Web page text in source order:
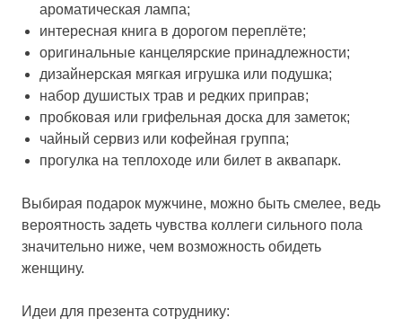
ароматическая лампа;
интересная книга в дорогом переплёте;
оригинальные канцелярские принадлежности;
дизайнерская мягкая игрушка или подушка;
набор душистых трав и редких приправ;
пробковая или грифельная доска для заметок;
чайный сервиз или кофейная группа;
прогулка на теплоходе или билет в аквапарк.
Выбирая подарок мужчине, можно быть смелее, ведь
вероятность задеть чувства коллеги сильного пола
значительно ниже, чем возможность обидеть
женщину.
Идеи для презента сотруднику: